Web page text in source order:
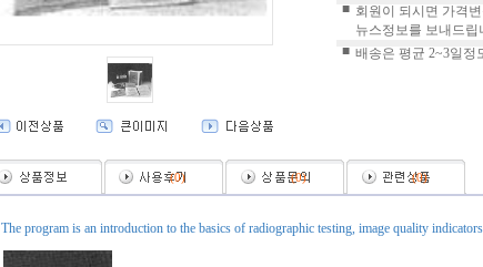
■ 회원이 되시면 가격
뉴스정보를 보내드립
■ 배송은 평균 2~3일정
(0) (0) (0)
The program is an introduction to the basics of radiographic testing, image quality